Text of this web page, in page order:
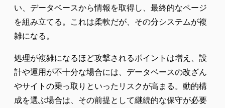
い、データベースから情報を取得し、最終的なページ
を組み立てる。これは柔軟だが、その分システムが複
雑になる。
処理が複雑になるほど攻撃されるポイントは増え、設
計や運用が不十分な場合には、データベースの改ざん
やサイトの乗っ取りといったリスクが高まる。動的構
成を選ぶ場合は、その前提として継続的な保守が必要